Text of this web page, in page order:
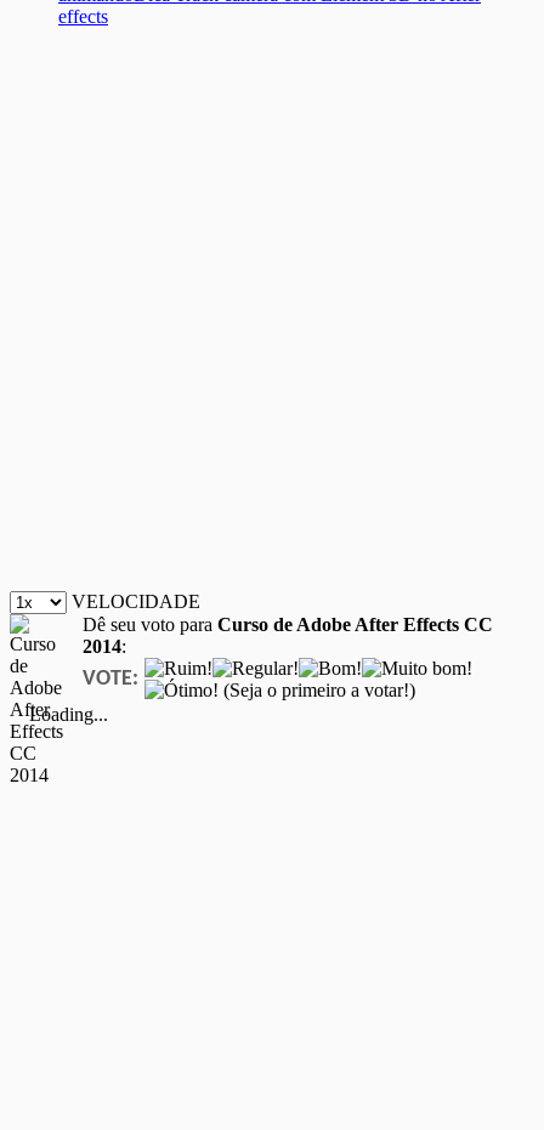
effects
VELOCIDADE
Dê seu voto para Curso de Adobe After Effects CC
2014:
VOTE:
(Seja o primeiro a votar!)
Loading...